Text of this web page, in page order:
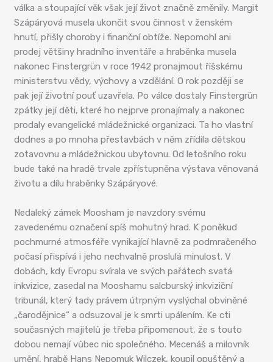
válka a stoupající věk však její život značně změnily. Margit
Szápáryová musela ukončit svou činnost v ženském
hnutí, přišly choroby i finanční obtíže. Nepomohl ani
prodej většiny hradního inventáře a hraběnka musela
nakonec Finstergrün v roce 1942 pronajmout říšskému
ministerstvu vědy, výchovy a vzdělání. O rok později se
pak její životní pouť uzavřela. Po válce dostaly Finstergrün
zpátky její děti, které ho nejprve pronajímaly a nakonec
prodaly evangelické mládežnické organizaci. Ta ho vlastní
dodnes a po mnoha přestavbách v něm zřídila dětskou
zotavovnu a mládežnickou ubytovnu. Od letošního roku
bude také na hradě trvale zpřístupněna výstava věnovaná
životu a dílu hraběnky Szápáryové.
Nedaleký zámek Moosham je navzdory svému
zavedenému označení spíš mohutný hrad. K poněkud
pochmurné atmosféře vynikající hlavně za podmračeného
počasí přispívá i jeho nechvalně proslulá minulost. V
dobách, kdy Evropu svírala ve svých pařátech svatá
inkvizice, zasedal na Mooshamu salcburský inkviziční
tribunál, který tady právem útrpným vyslýchal obviněné
„čarodějnice“ a odsuzoval je k smrti upálením. Ke cti
současných majitelů je třeba připomenout, že s touto
dobou nemají vůbec nic společného. Mecenáš a milovník
umění, hrabě Hans Nepomuk Wilczek, koupil opuštěný a